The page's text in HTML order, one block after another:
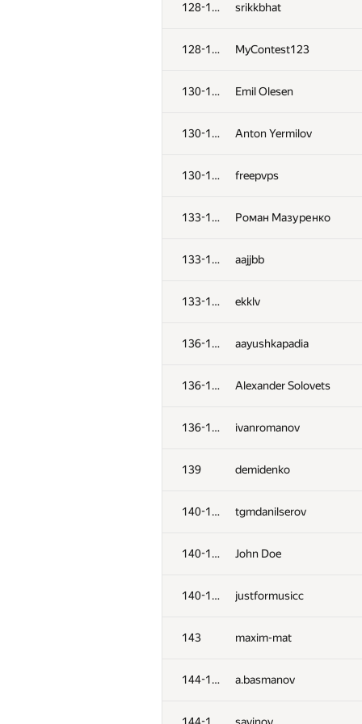
128-129 srikkbhat
128-129 MyContest123
130-132 Emil Olesen
130-132 Anton Yermilov
130-132 freepvps
133-135 Роман Мазуренко
133-135 aajjbb
133-135 ekklv
136-138 aayushkapadia
136-138 Alexander Solovets
136-138 ivanromanov
139 demidenko
140-142 tgmdanilserov
140-142 John Doe
140-142 justformusicc
143 maxim-mat
144-145 a.basmanov
SwingLifeAway
102 dergach
103 Yan Couto
104 v.haralampiev
lucasaplima
bayev.alen
107 segorov228
Андрей Борзяк
chulkovandreys
mgch